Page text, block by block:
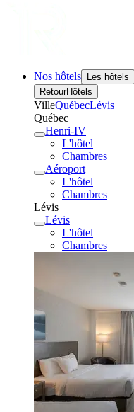
Nos hôtels
Les hôtels
RetourHôtels
VilleQuébecLévis
Québec
Henri-IV
L'hôtel
Chambres
Aéroport
L'hôtel
Chambres
Lévis
Lévis
L'hôtel
Chambres